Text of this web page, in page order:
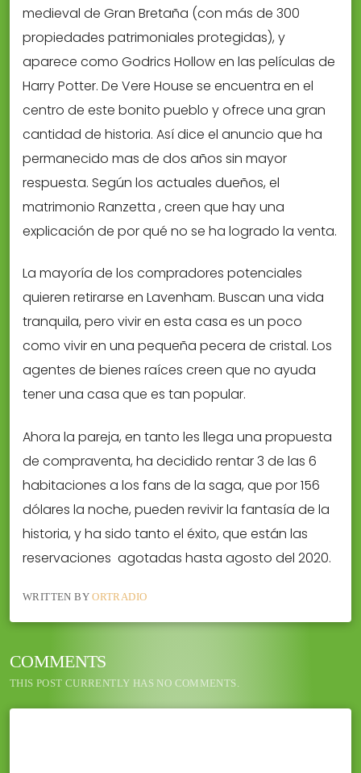
medieval de Gran Bretaña (con más de 300
propiedades patrimoniales protegidas), y
aparece como Godrics Hollow en las películas de
Harry Potter. De Vere House se encuentra en el
centro de este bonito pueblo y ofrece una gran
cantidad de historia. Así dice el anuncio que ha
permanecido mas de dos años sin mayor
respuesta. Según los actuales dueños, el
matrimonio Ranzetta , creen que hay una
explicación de por qué no se ha logrado la venta.
La mayoría de los compradores potenciales
quieren retirarse en Lavenham. Buscan una vida
tranquila, pero vivir en esta casa es un poco
como vivir en una pequeña pecera de cristal. Los
agentes de bienes raíces creen que no ayuda
tener una casa que es tan popular.
Ahora la pareja, en tanto les llega una propuesta
de compraventa, ha decidido rentar 3 de las 6
habitaciones a los fans de la saga, que por 156
dólares la noche, pueden revivir la fantasía de la
historia, y ha sido tanto el éxito, que están las
reservaciones agotadas hasta agosto del 2020.
WRITTEN BYORTRADIO
COMMENTS
THIS POST CURRENTLY HAS NO COMMENTS.